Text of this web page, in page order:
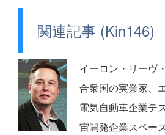
関連記事 (Kin146)
イーロン・リーヴ
合衆国の実業家、
電気自動車企業テ
宙開発企業スペー